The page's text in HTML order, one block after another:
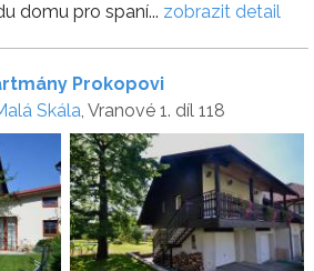
domu pro spaní... zobrazit detail
Prokopovi
Skála, Vranové 1. díl 118